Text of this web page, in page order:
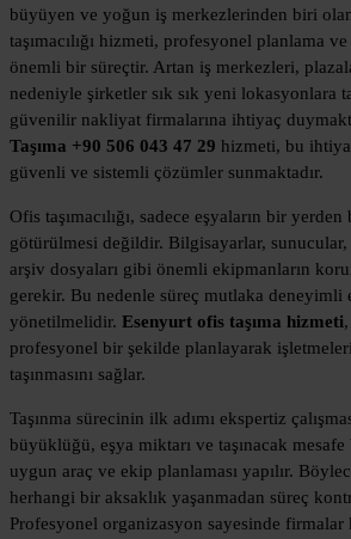
büyüyen ve yoğun iş merkezlerinden biri
taşımacılığı hizmeti, profesyonel planlama
önemli bir süreçtir. Artan iş merkezleri,
nedeniyle şirketler sık sık yeni lokasyonlara
güvenilir nakliyat firmalarına ihtiyaç
Taşıma +90 506 043 47 29 hizmeti, bu
güvenli ve sistemli çözümler sunmaktadır.
Ofis taşımacılığı, sadece eşyaların bir
götürülmesi değildir. Bilgisayarlar, sunucular,
arşiv dosyaları gibi önemli ekipmanların
gerekir. Bu nedenle süreç mutlaka deneyimli
yönetilmelidir. Esenyurt ofis taşıma hizmeti
profesyonel bir şekilde planlayarak
taşınmasını sağlar.
Taşınma sürecinin ilk adımı ekspertiz
büyüklüğü, eşya miktarı ve taşınacak
uygun araç ve ekip planlaması yapılır.
herhangi bir aksaklık yaşanmadan süreç
Profesyonel organizasyon sayesinde firmalar